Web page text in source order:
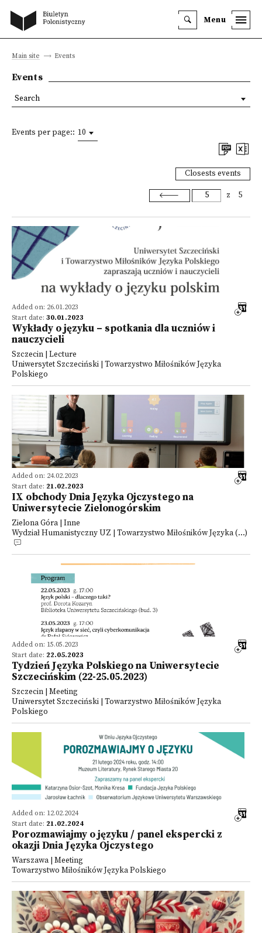
Menu
Main site Events
Events
Events per page:: 10
Closests events
z 5
Added on: 26.01.2023
Start date: 30.01.2023
Wykłady o języku – spotkania dla uczniów i
nauczycieli
Szczecin | Lecture
Uniwersytet Szczeciński | Towarzystwo Miłośników Języka
Polskiego
Added on: 24.02.2023
Start date: 21.02.2023
IX obchody Dnia Języka Ojczystego na
Uniwersytecie Zielonogórskim
Zielona Góra | Inne
Wydział Humanistyczny UZ | Towarzystwo Miłośników Języka (...)
Added on: 15.05.2023
Start date: 22.05.2023
Tydzień Języka Polskiego na Uniwersytecie
Szczecińskim (22-25.05.2023)
Szczecin | Meeting
Uniwersytet Szczeciński | Towarzystwo Miłośników Języka
Polskiego
Added on: 12.02.2024
Start date: 21.02.2024
Porozmawiajmy o języku / panel ekspercki z
okazji Dnia Języka Ojczystego
Warszawa | Meeting
Towarzystwo Miłośników Języka Polskiego
Search